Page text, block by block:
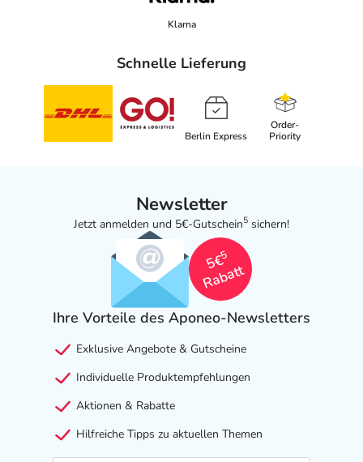
Klarna
Schnelle Lieferung
Berlin Express
Order-
Priority
Newsletter
Jetzt anmelden und 5€-Gutschein5 sichern!
5€
5
Rabatt
Ihre Vorteile des Aponeo-Newsletters
Exklusive Angebote & Gutscheine
Individuelle Produktempfehlungen
Aktionen & Rabatte
Hilfreiche Tipps zu aktuellen Themen